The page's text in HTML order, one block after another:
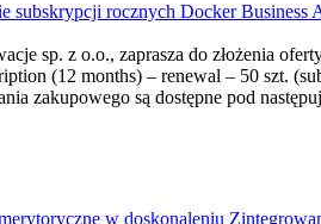
subskrypcji rocznych Docker
sp. z o.o., zaprasza do złożenia
(12 months) – renewal – 50 szt.
zakupowego są dostępne pod
w doskonaleniu